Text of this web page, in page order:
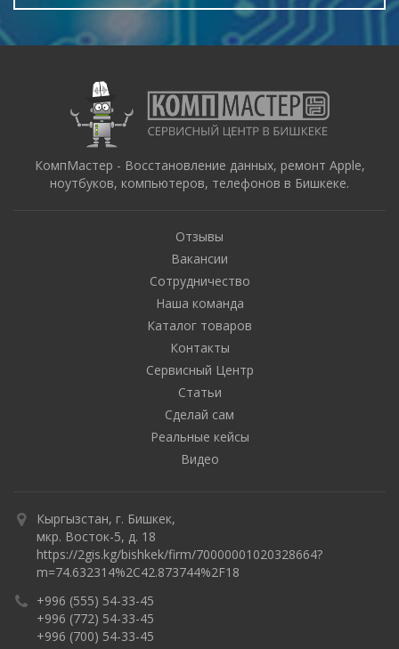
КомпМастер - Восстановление данных, ремонт Apple,
ноутбуков, компьютеров, телефонов в Бишкеке.
Отзывы
Вакансии
Сотрудничество
Наша команда
Каталог товаров
Контакты
Сервисный Центр
Статьи
Сделай сам
Реальные кейсы
Видео
Кыргызстан, г. Бишкек,
мкр. Восток-5, д. 18
https://2gis.kg/bishkek/firm/70000001020328664?
m=74.632314%2C42.873744%2F18
+996 (555) 54-33-45
+996 (772) 54-33-45
+996 (700) 54-33-45